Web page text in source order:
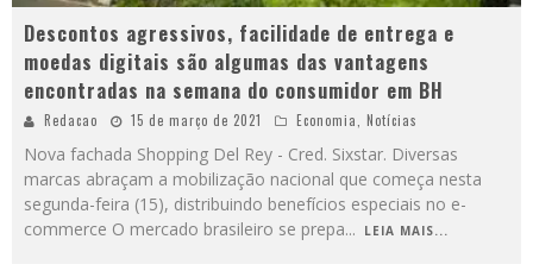
Descontos agressivos, facilidade de entrega e
moedas digitais são algumas das vantagens
encontradas na semana do consumidor em BH
Redacao 15 de março de 2021 Economia Notícias
Nova fachada Shopping Del Rey - Cred. Sixstar. Diversas
marcas abraçam a mobilização nacional que começa nesta
segunda-feira (15), distribuindo benefícios especiais no e-
commerce O mercado brasileiro se prepa... LEIA MAIS...